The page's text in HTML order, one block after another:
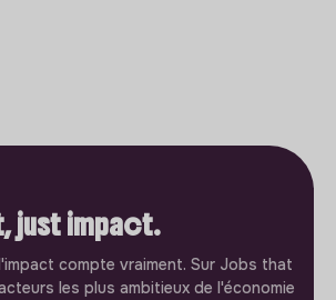
just impact.
compte vraiment. Sur Jobs that
les plus ambitieux de l'économie